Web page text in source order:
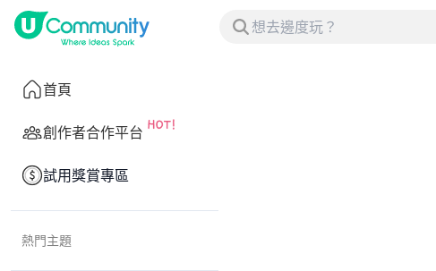
首頁
創作者合作平台
試用獎賞專區
熱門主題